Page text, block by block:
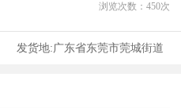
浏览次数： 450次
发货地:广东省东莞市莞城街道